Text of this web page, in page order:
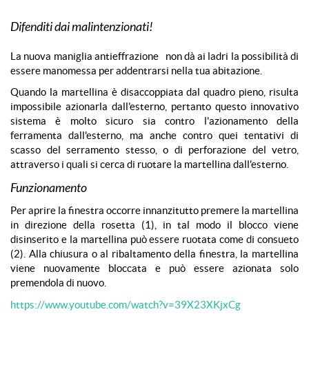
Difenditi dai malintenzionati!
La nuova maniglia antieffrazione
non dà ai ladri la possibilità di
essere manomessa per addentrarsi nella tua abitazione.
Quando la martellina è disaccoppiata dal quadro pieno, risulta
impossibile azionarla dall'esterno, pertanto questo innovativo
sistema è molto sicuro sia contro l'azionamento della
ferramenta dall'esterno, ma anche contro quei tentativi di
scasso del serramento stesso, o di perforazione del vetro,
attraverso i quali si cerca di ruotare la martellina dall'esterno.
Funzionamento
Per aprire la finestra occorre innanzitutto premere la martellina
in direzione della rosetta (1), in tal modo il blocco viene
disinserito e la martellina può essere ruotata come di consueto
(2). Alla chiusura o al ribaltamento della finestra, la martellina
viene nuovamente bloccata e può essere azionata solo
premendola di nuovo.
https://www.youtube.com/watch?v=39X23XKjxCg